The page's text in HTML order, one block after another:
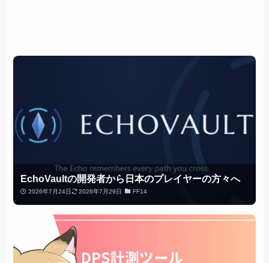
EchoVaultの開発者から日本のプレイヤーの方々へ
2026年7月24日 2026年7月29日 FF14